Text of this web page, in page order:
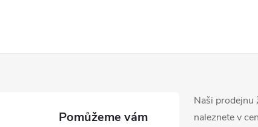
Naši prodejnu
naleznete v